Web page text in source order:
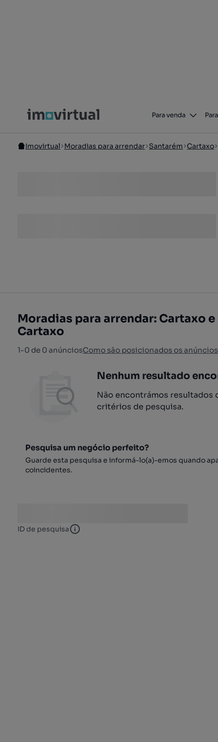
Para venda
Imovirtual Moradias para arrendar Santarém Cartaxo
Moradias para arrendar: Cartaxo e
Cartaxo
1-0 de 0 anúnciosComo são posicionados os
Nenhum resultado
Não encontrámos resultados
critérios de pesquisa.
Pesquisa um negócio perfeito?
Guarde esta pesquisa e informá-lo(a)-emos quando
coincidentes.
ID de pesquisa ID de pesquisa